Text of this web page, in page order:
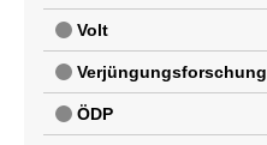
Volt
Verjüngungsforschung
ÖDP